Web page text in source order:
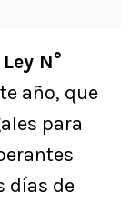
Ley N°
año, que
para
días de